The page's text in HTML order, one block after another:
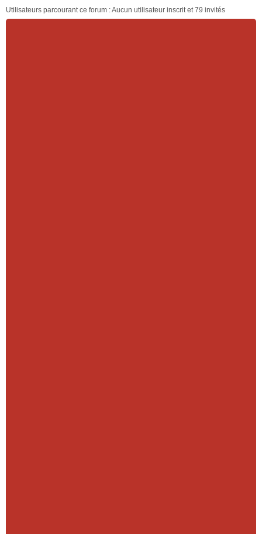
Utilisateurs parcourant ce forum : Aucun utilisateur inscrit et 79 invités